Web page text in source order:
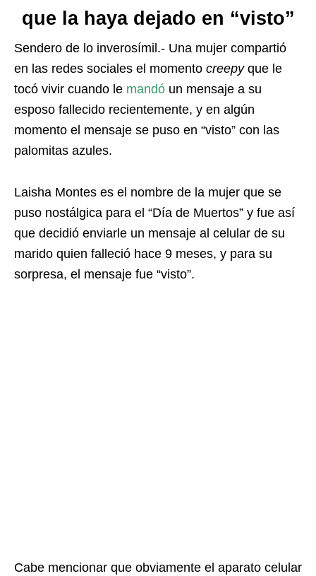
que la haya dejado en “visto”
Sendero de lo inverosímil.- Una mujer compartió
en las redes sociales el momento creepyque le
tocó vivir cuando le mandó un mensaje a su
esposo fallecido recientemente, y en algún
momento el mensaje se puso en “visto” con las
palomitas azules.
Laisha Montes es el nombre de la mujer que se
puso nostálgica para el “Día de Muertos” y fue así
que decidió enviarle un mensaje al celular de su
marido quien falleció hace 9 meses, y para su
sorpresa, el mensaje fue “visto”.
Cabe mencionar que obviamente el aparato celular